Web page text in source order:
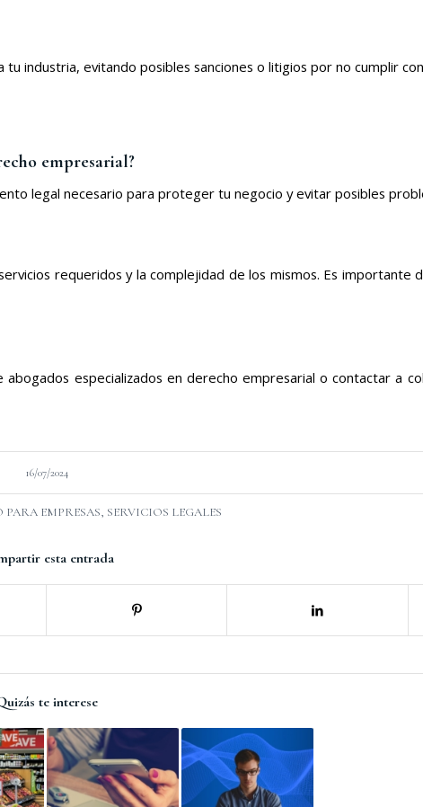
industria, evitando posibles sanciones o litigios por no cumplir
empresarial?
legal necesario para proteger tu negocio y evitar posibles
requeridos y la complejidad de los mismos. Es importante
especializados en derecho empresarial o contactar a
16/07/2024
EMPRESAS, SERVICIOS LEGALES
esta entrada
te interese